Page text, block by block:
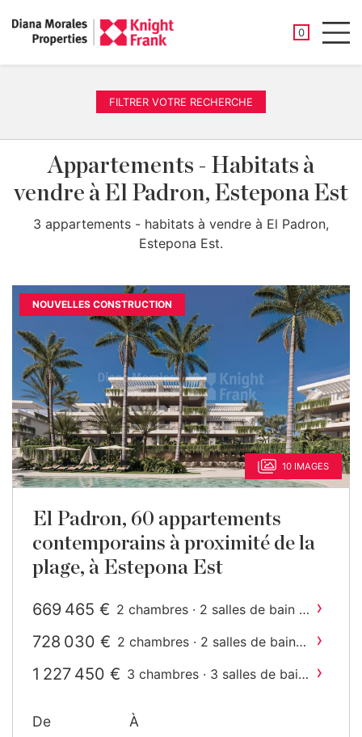
0
FILTRER VOTRE RECHERCHE
Appartements - Habitats à
vendre à El Padron, Estepona Est
3 appartements - habitats à vendre à El Padron,
Estepona Est.
NOUVELLES CONSTRUCTION
10 IMAGES
El Padron, 60 appartements
contemporains à proximité de la
plage, à Estepona Est
669 465 € 2 chambres · 2 salles de bain ·
›
728 030 € 2 chambres · 2 salles de bain ·
›
1 227 450 € 3 chambres · 3 salles de bain
›
De À